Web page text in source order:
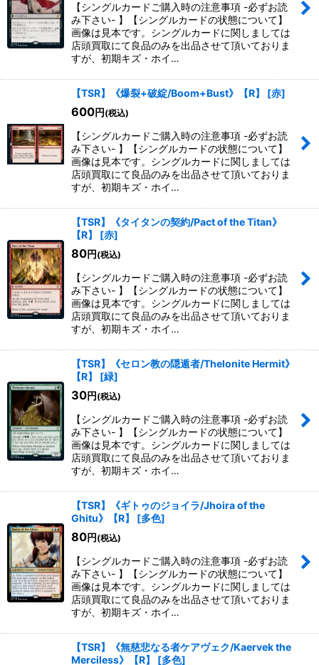
【シングルカードご購入時の注意事項 -必ずお読
み下さい- 】【シングルカードの状態について】
画像は見本です。シングルカードに関しましては
店頭買取にて良品のみを出品させて頂いておりま
すが、初期キズ・ホイ…
【TSR】《爆裂+破綻/Boom+Bust》【R】 [赤]
600円 (税込)
【シングルカードご購入時の注意事項 -必ずお読
み下さい- 】【シングルカードの状態について】
画像は見本です。シングルカードに関しましては
店頭買取にて良品のみを出品させて頂いておりま
すが、初期キズ・ホイ…
【TSR】《タイタンの契約/Pact of the Titan》
【R】
[赤]
80円 (税込)
【シングルカードご購入時の注意事項 -必ずお読
み下さい- 】【シングルカードの状態について】
画像は見本です。シングルカードに関しましては
店頭買取にて良品のみを出品させて頂いておりま
すが、初期キズ・ホイ…
【TSR】《セロン教の隠遁者/Thelonite Hermit》
【R】
[緑]
30円 (税込)
【シングルカードご購入時の注意事項 -必ずお読
み下さい- 】【シングルカードの状態について】
画像は見本です。シングルカードに関しましては
店頭買取にて良品のみを出品させて頂いておりま
すが、初期キズ・ホイ…
【TSR】《ギトゥのジョイラ/Jhoira of the
Ghitu》【R】
[多色]
80円 (税込)
【シングルカードご購入時の注意事項 -必ずお読
み下さい- 】【シングルカードの状態について】
画像は見本です。シングルカードに関しましては
店頭買取にて良品のみを出品させて頂いておりま
すが、初期キズ・ホイ…
【TSR】《無慈悲なる者ケアヴェク/Kaervek the
Merciless》【R】
[多色]